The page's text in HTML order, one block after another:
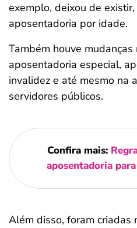
exemplo, deixou de
aposentadoria por idade.
Também houve
aposentadoria especial,
invalidez e até mesmo na
servidores públicos.
Confira mais:
aposentadoria
Além disso, foram criadas